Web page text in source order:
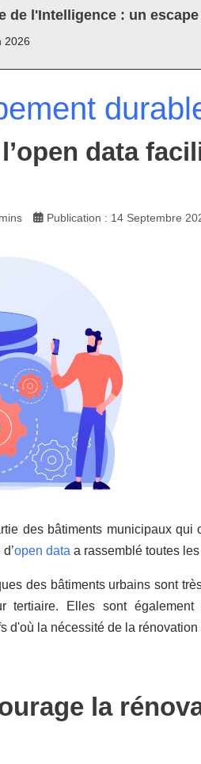
de l'Intelligence : un
2026
data
Publication : 14 Septembre
des bâtiments municipaux
open data a rassemblé toutes
des bâtiments urbains sont
tertiaire. Elles sont
d'où la nécessité de la
la